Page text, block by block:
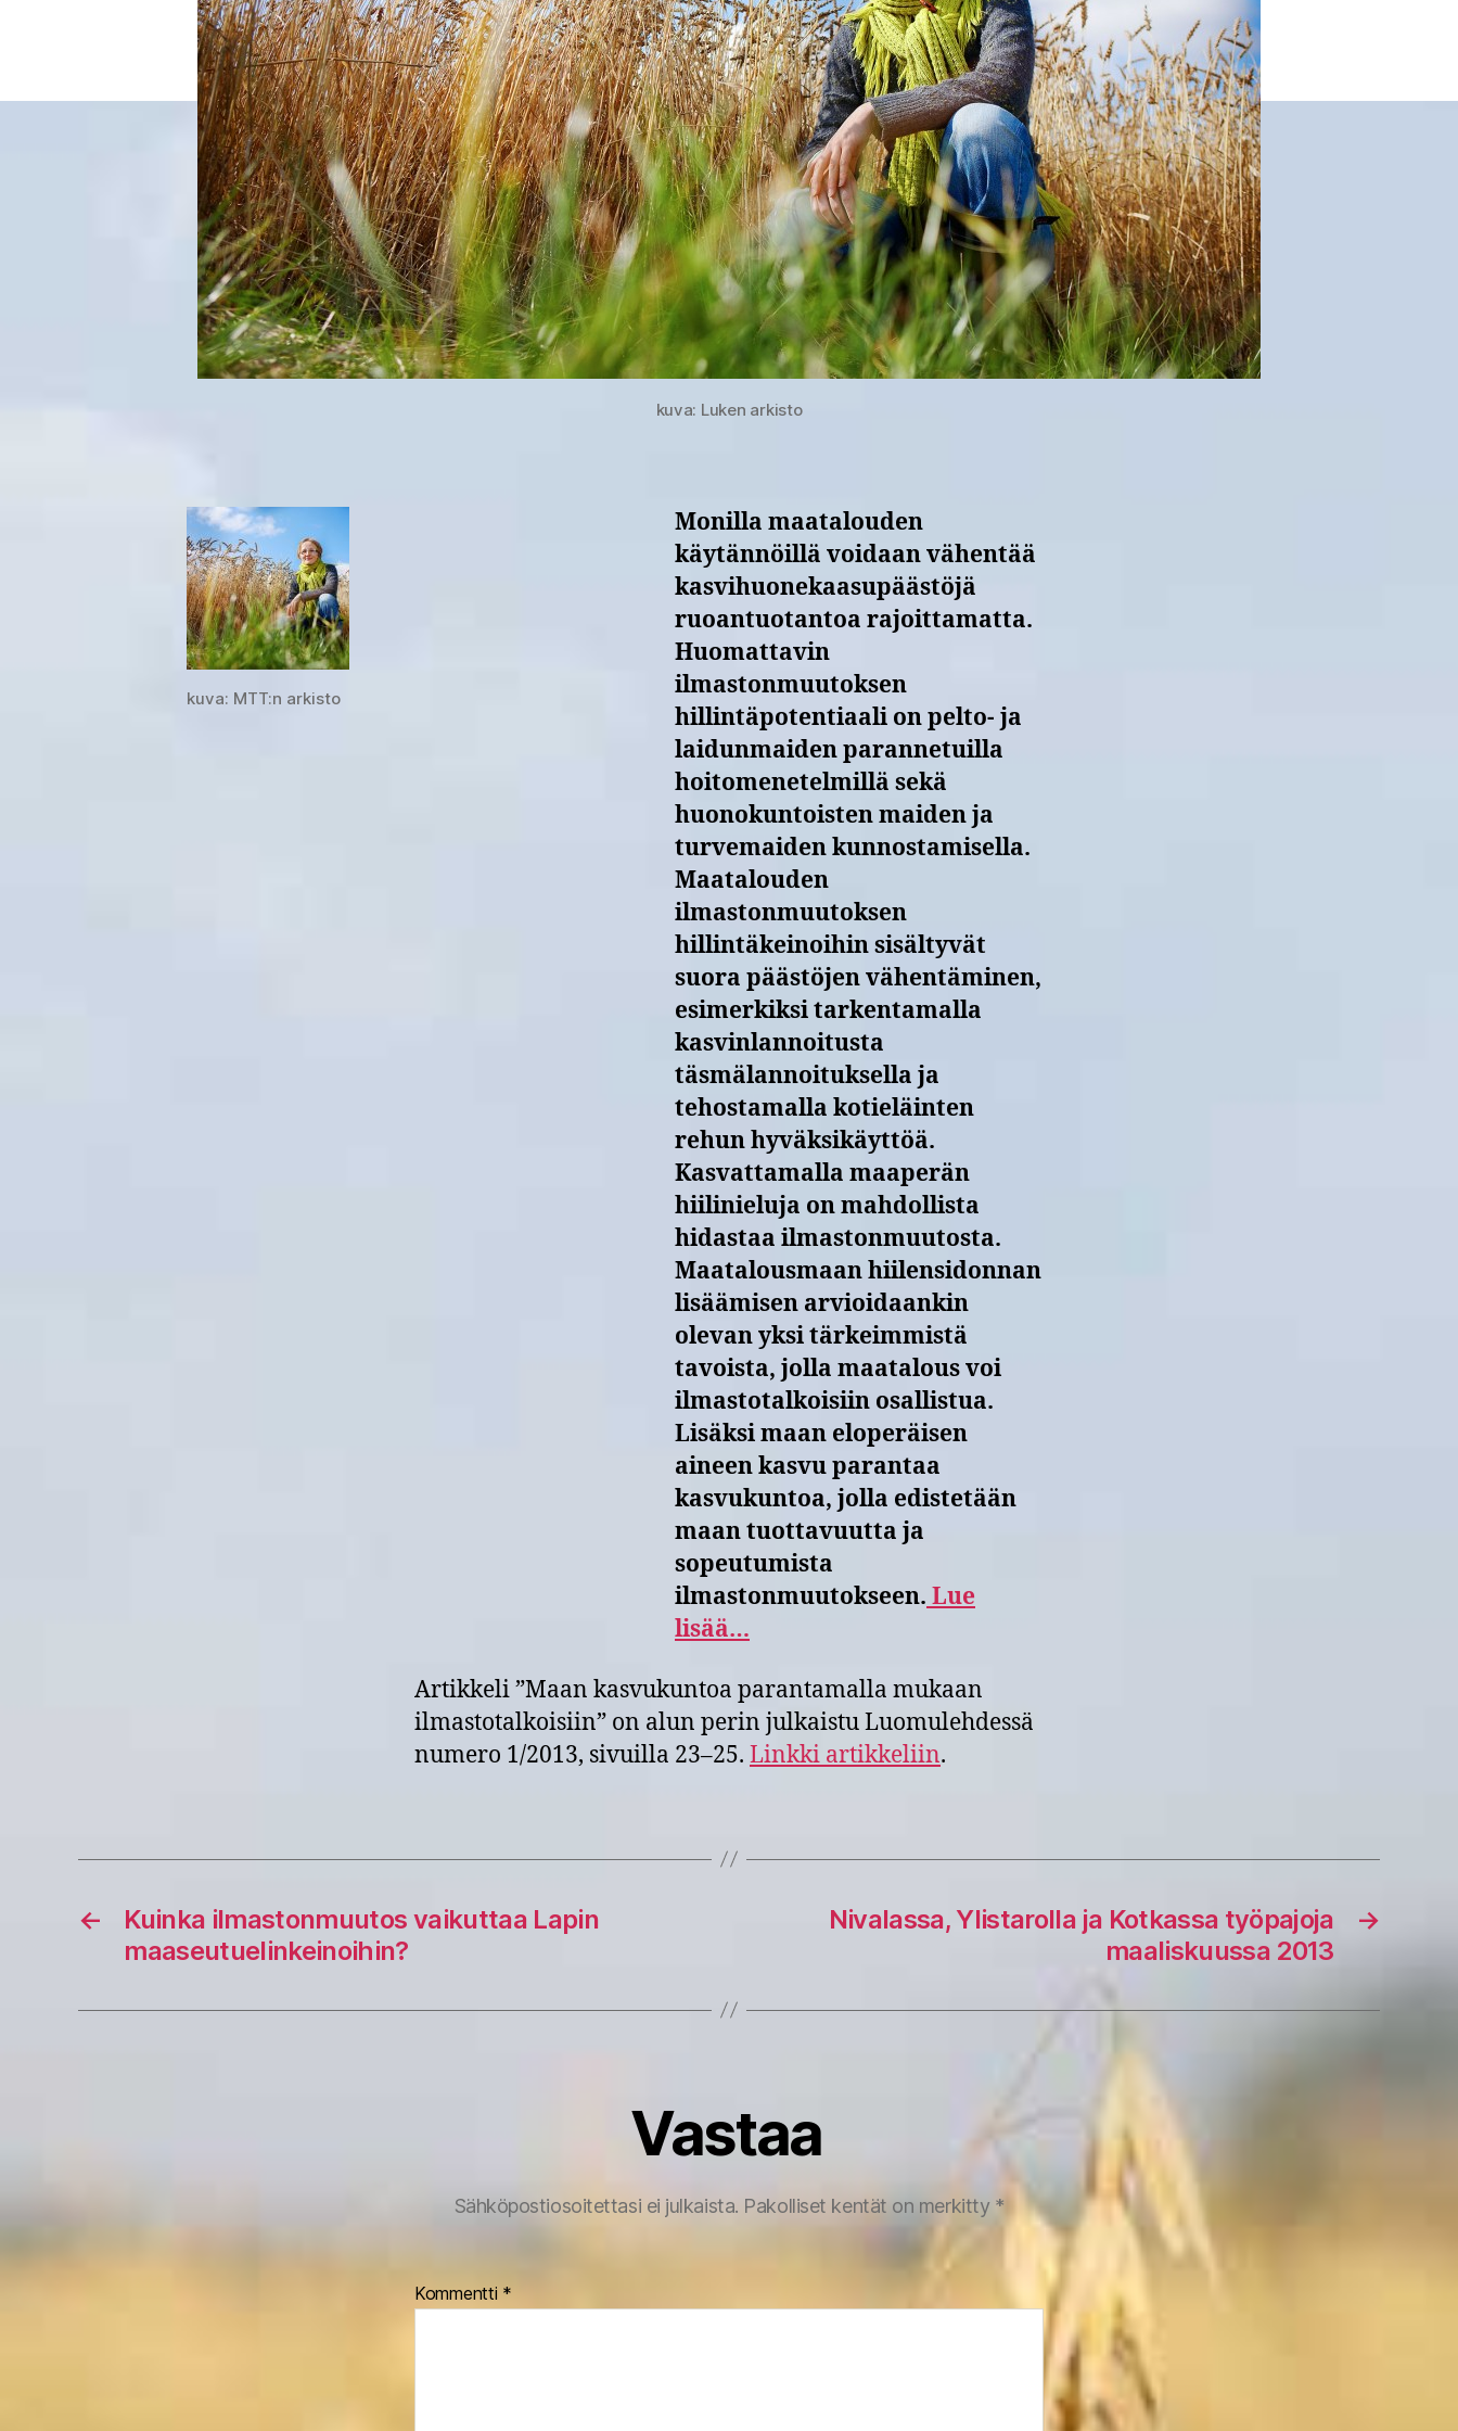
kuva: Luken arkisto
kuva: MTT:n arkisto
Monilla maatalouden
käytännöillä voidaan vähentää
kasvihuonekaasupäästöjä
ruoantuotantoa rajoittamatta.
Huomattavin
ilmastonmuutoksen
hillintäpotentiaali on pelto- ja
laidunmaiden parannetuilla
hoitomenetelmillä sekä
huonokuntoisten maiden ja
turvemaiden kunnostamisella.
Maatalouden
ilmastonmuutoksen
hillintäkeinoihin sisältyvät
suora päästöjen vähentäminen,
esimerkiksi tarkentamalla
kasvinlannoitusta
täsmälannoituksella ja
tehostamalla kotieläinten
rehun hyväksikäyttöä.
Kasvattamalla maaperän
hiilinieluja on mahdollista
hidastaa ilmastonmuutosta.
Maatalousmaan hiilensidonnan
lisäämisen arvioidaankin
olevan yksi tärkeimmistä
tavoista, jolla maatalous voi
ilmastotalkoisiin osallistua.
Lisäksi maan eloperäisen
aineen kasvu parantaa
kasvukuntoa, jolla edistetään
maan tuottavuutta ja
sopeutumista
ilmastonmuutokseen. Lue
lisää…
Artikkeli ”Maan kasvukuntoa parantamalla mukaan
ilmastotalkoisiin” on alun perin julkaistu Luomulehdessä
numero 1/2013, sivuilla 23–25. Linkki artikkeliin.
←
Kuinka ilmastonmuutos vaikuttaa Lapin
maaseutuelinkeinoihin?
→
Nivalassa, Ylistarolla ja Kotkassa työpajoja
maaliskuussa 2013
Vastaa
Sähköpostiosoitettasi ei julkaista. Pakolliset kentät on merkitty *
Kommentti *